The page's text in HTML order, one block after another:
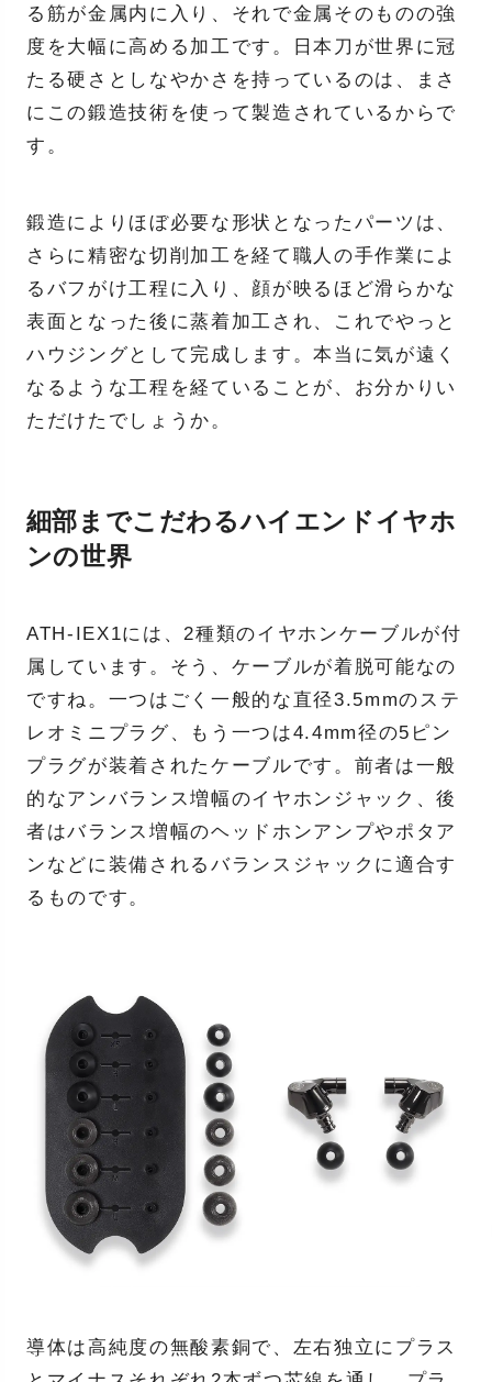
る筋が金属内に入り、それで金属そのものの強
度を大幅に高める加工です。日本刀が世界に冠
たる硬さとしなやかさを持っているのは、まさ
にこの鍛造技術を使って製造されているからで
す。
鍛造によりほぼ必要な形状となったパーツは、
さらに精密な切削加工を経て職人の手作業によ
るバフがけ工程に入り、顔が映るほど滑らかな
表面となった後に蒸着加工され、これでやっと
ハウジングとして完成します。本当に気が遠く
なるような工程を経ていることが、お分かりい
ただけたでしょうか。
細部までこだわるハイエンドイヤホ
ンの世界
ATH-IEX1には、2種類のイヤホンケーブルが付
属しています。そう、ケーブルが着脱可能なの
ですね。一つはごく一般的な直径3.5mmのステ
レオミニプラグ、もう一つは4.4mm径の5ピン
プラグが装着されたケーブルです。前者は一般
的なアンバランス増幅のイヤホンジャック、後
者はバランス増幅のヘッドホンアンプやポタア
ンなどに装備されるバランスジャックに適合す
るものです。
導体は高純度の無酸素銅で、左右独立にプラス